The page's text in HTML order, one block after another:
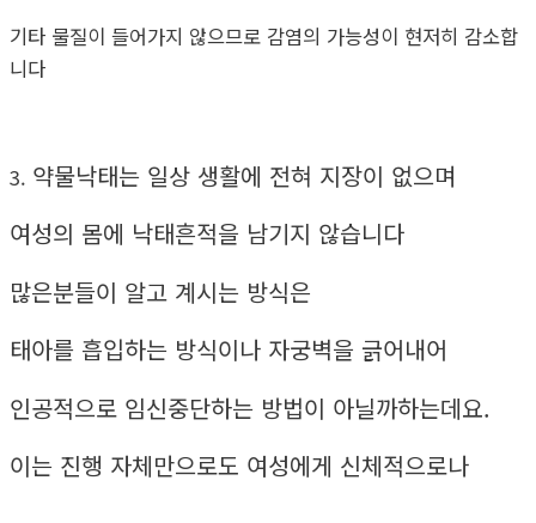
기타 물질이 들어가지 않으므로 감염의 가능성이 현저히 감소합
니다
3. 약물낙태는 일상 생활에 전혀 지장이 없으며
여성의 몸에 낙태흔적을 남기지 않습니다
많은분들이 알고 계시는 방식은
태아를 흡입하는 방식이나 자궁벽을 긁어내어
인공적으로 임신중단하는 방법이 아닐까하는데요.
이는 진행 자체만으로도 여성에게 신체적으로나